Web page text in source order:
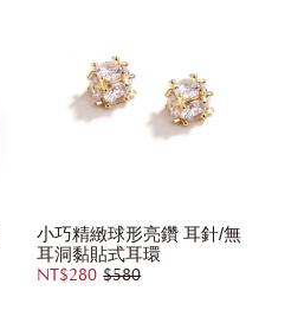
小巧精緻球形亮鑽 耳針/無
耳洞黏貼式耳環
NT$280 $580